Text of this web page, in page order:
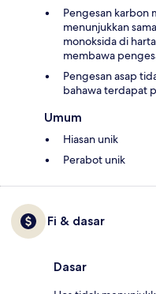
Pengesan karbon
menunjukkan
monoksida di
membawa
Pengesan asap
bahawa terdapat
Umum
Hiasan unik
Perabot unik
Fi & dasar
Dasar